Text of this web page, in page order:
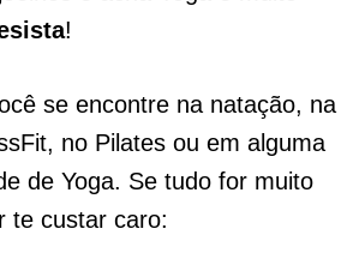
!
se encontre na natação, na
no Pilates ou em alguma
de Yoga. Se tudo for muito
te custar caro: